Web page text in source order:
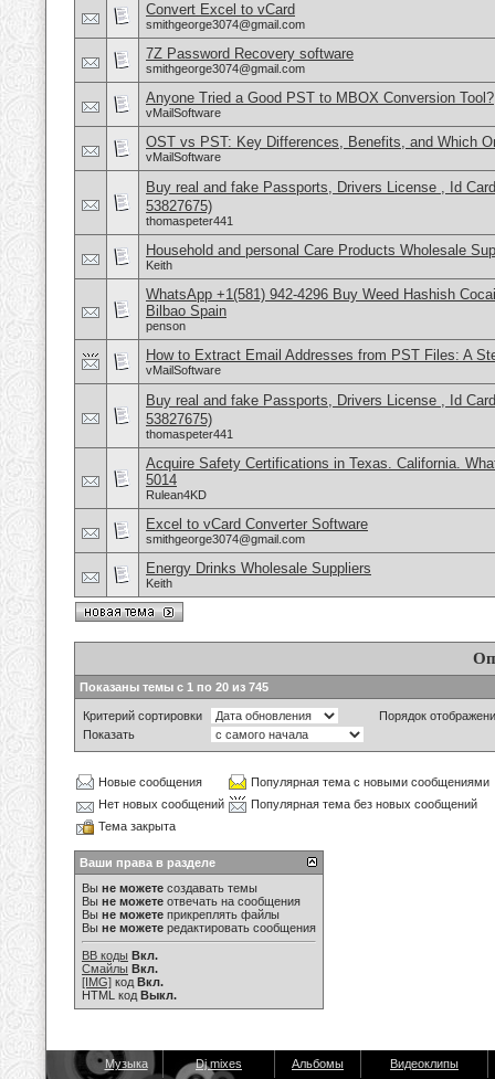
Convert Excel to vCard
smithgeorge3074@gmail.com
7Z Password Recovery software
smithgeorge3074@gmail.com
Anyone Tried a Good PST to MBOX Conversion Tool?
vMailSoftware
OST vs PST: Key Differences, Benefits, and Which
vMailSoftware
Buy real and fake Passports, Drivers License , Id
53827675)
thomaspeter441
Household and personal Care Products Wholesale
Keith
WhatsApp +1(581) 942-4296 Buy Weed Hashish
Bilbao Spain
penson
How to Extract Email Addresses from PST Files: A
vMailSoftware
Buy real and fake Passports, Drivers License , Id
53827675)
thomaspeter441
Acquire Safety Certifications in Texas. California.
5014
Rulean4KD
Excel to vCard Converter Software
smithgeorge3074@gmail.com
Energy Drinks Wholesale Suppliers
Keith
Показаны темы с 1 по 20 из 745
Критерий сортировки
Порядок
Показать
Новые сообщения
Популярная тема с новыми сообщениями
Нет новых сообщений
Популярная тема без новых сообщений
Тема закрыта
Ваши права в разделе
Вы не можете создавать темы
Вы не можете отвечать на сообщения
Вы не можете прикреплять файлы
Вы не можете редактировать сообщения
BB коды Вкл.
Смайлы Вкл.
[IMG] код Вкл.
HTML код Выкл.
Музыка Dj mixes Альбомы Видеоклипы